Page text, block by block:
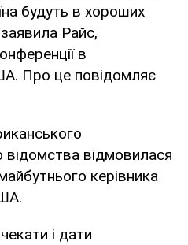
будуть в хороших
Райс,
в
Про це повідомляє
відомства відмовилася
керівника
і дати